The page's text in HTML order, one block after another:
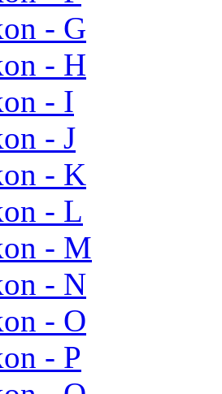
- G
- H
- I
- J
- K
- L
- M
- N
- O
- P